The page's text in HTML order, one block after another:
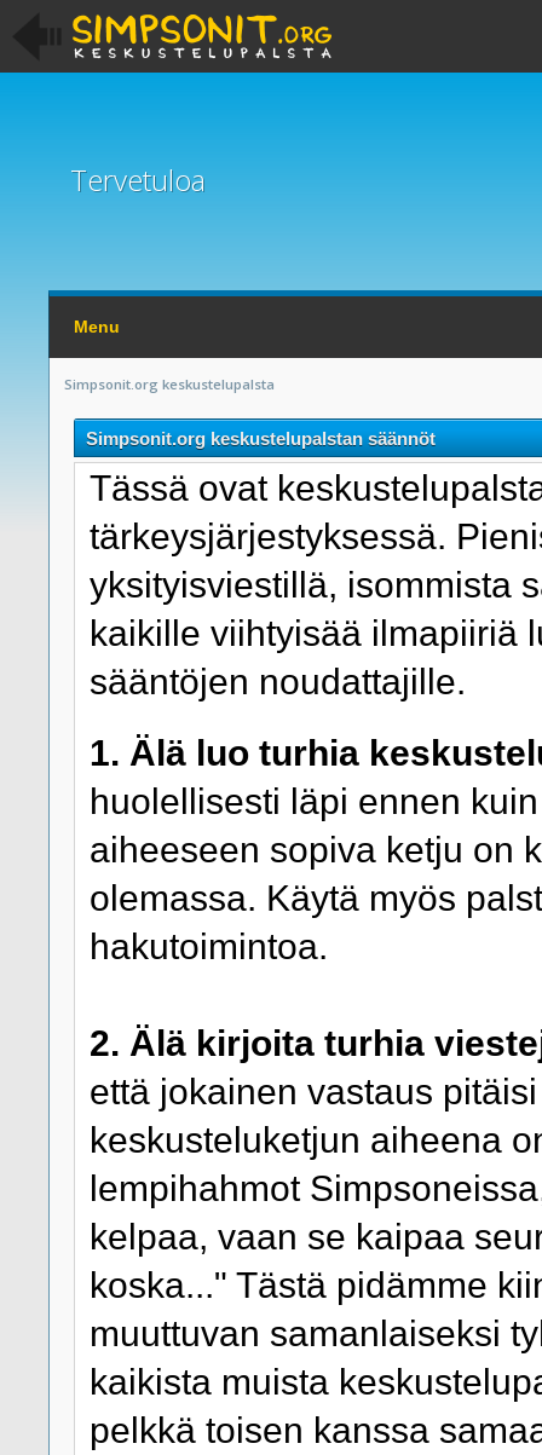
Tervetuloa
Menu
Simpsonit.org keskustelupalsta
Simpsonit.org keskustelupalstan säännöt
Tässä ovat
tärkeysjärjestyksessä.
yksityisviestillä, isommista
kaikille viihtyisää ilmapiiriä
sääntöjen noudattajille.
1. Älä luo turhia
huolellisesti läpi ennen
aiheeseen sopiva ketju on
olemassa. Käytä myös
hakutoimintoa.
2. Älä kirjoita turhia
että jokainen vastaus
keskusteluketjun aiheena
lempihahmot
kelpaa, vaan se kaipaa
koska..." Tästä pidämme
muuttuvan samanlaiseksi
kaikista muista
pelkkä toisen kanssa